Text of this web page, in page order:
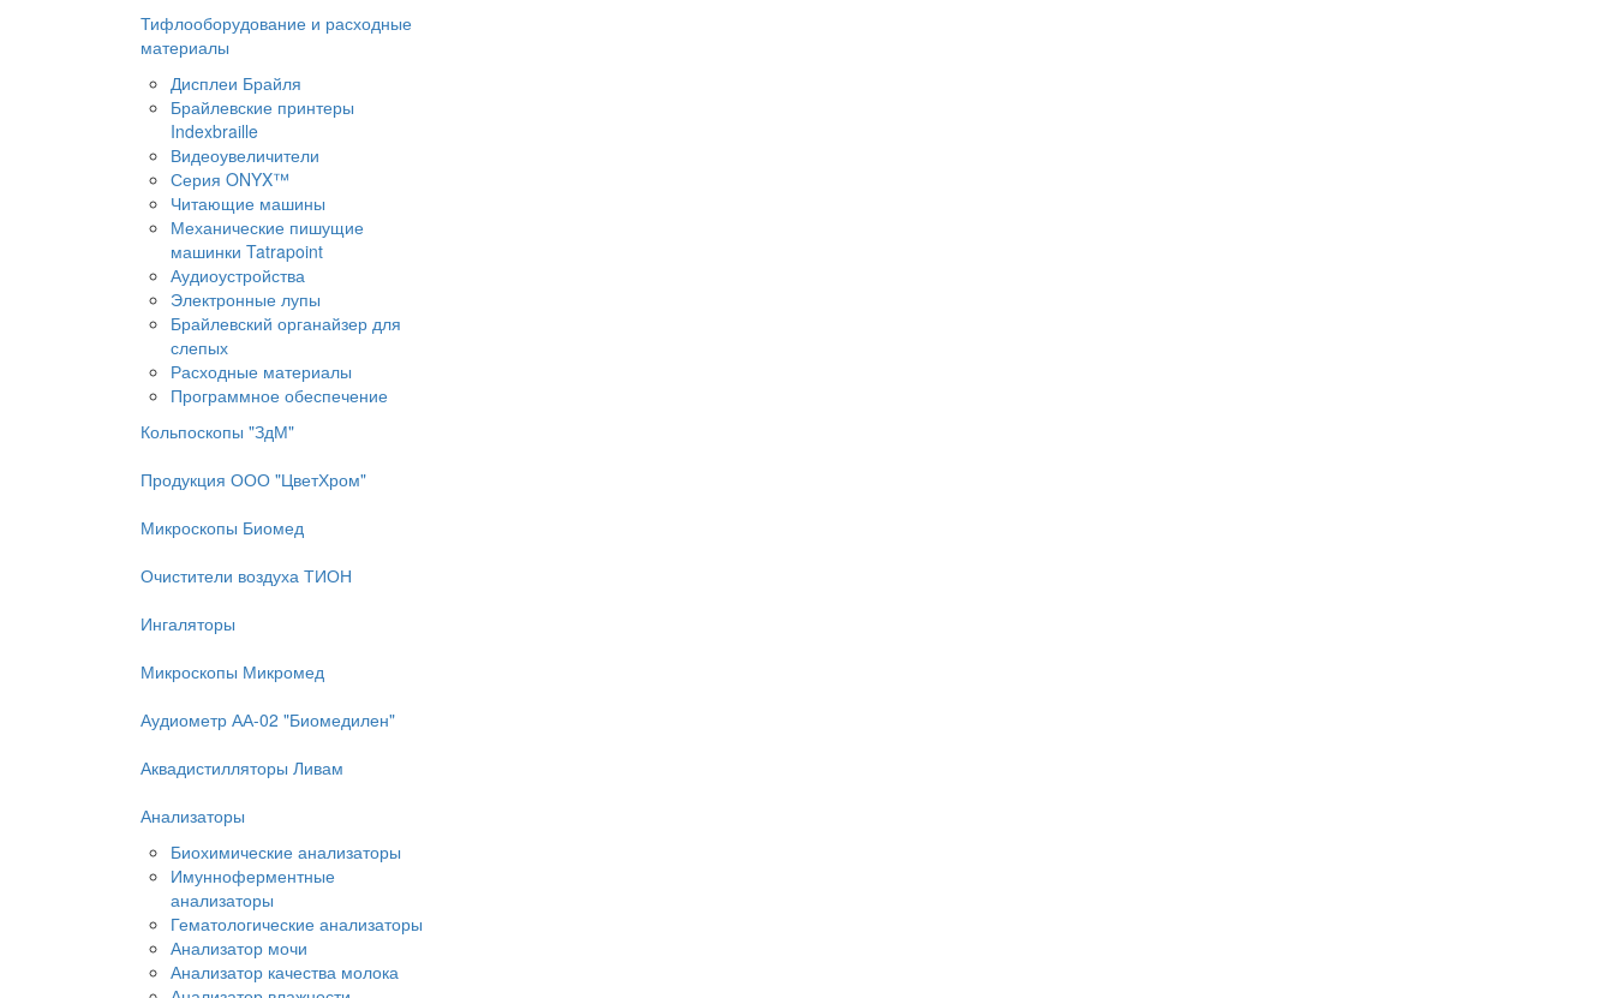
Тифлооборудование и расходные
материалы
Дисплеи Брайля
Брайлевские принтеры
Indexbraille
Видеоувеличители
Серия ONYX™
Читающие машины
Механические пишущие
машинки Tatrapoint
Аудиоустройства
Электронные лупы
Брайлевский органайзер для
слепых
Расходные материалы
Программное обеспечение
Кольпоскопы "ЗдМ"
Продукция ООО "ЦветХром"
Микроскопы Биомед
Очистители воздуха ТИОН
Ингаляторы
Микроскопы Микромед
Аудиометр АА-02 "Биомедилен"
Аквадистилляторы Ливам
Анализаторы
Биохимические анализаторы
Имунноферментные
анализаторы
Гематологические анализаторы
Анализатор мочи
Анализатор качества молока